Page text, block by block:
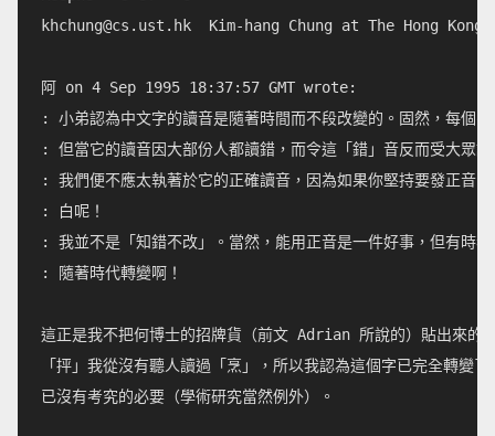
khchung@cs.ust.hk
Kim-hang Chung at The Hong Kong
阿 on 4 Sep 1995 18:37:57 GMT wrote:
: 小弟認為中文字的讀音是隨著時間而不段改變的。固然，每個
: 但當它的讀音因大部份人都讀錯，而令這「錯」音反而受大眾
: 我們便不應太執著於它的正確讀音，因為如果你堅持要發正音
: 白呢！
: 我並不是「知錯不改」。當然，能用正音是一件好事，但有時
: 隨著時代轉變啊！
這正是我不把何博士的招牌貨（前文 Adrian 所說的）貼出來的
「抨」我從沒有聽人讀過「烹」，所以我認為這個字已完全轉變
已沒有考究的必要（學術研究當然例外）。